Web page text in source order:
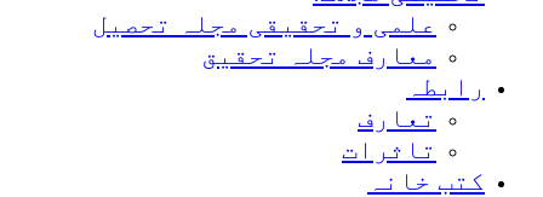
علمی و تحقیقی مجلہ تحصیل
معارف مجلہ تحقیق
رابطہ
تعارف
تاثرات
کتب خانہ